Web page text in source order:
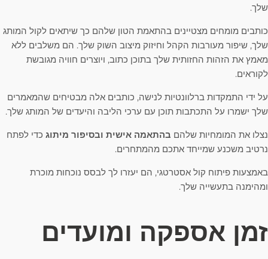
שלך.
כותבים מומחים מצטיינים בהתאמת הטון שלהם כך שיתאים לקול המותג
שלך, שיפור מעורבות הקהל וחיזוק מיצוב השוק שלך. הם משלבים ללא
מאמץ את הזהות החזותית שלך בתוכן כתוב, ויוצרים חוויה מגובשת
לקוראים.
על ידי התמקדות ברלוונטיות לנישה, כותבים אלה מבטיחים שהמאמרים
שלך ישמרו על התכתבות תוכן עם ערכי הליבה והיעדים של המותג שלך.
נצלו את המומחיות שלהם בהתאמה אישית ובסיפור מיתוג כדי לפתח
נרטיב משכנע שמייחד אתכם מהמתחרים.
באמצעות פיתוח קול אסטרטגי, הם יעזרו לך לבסס נוכחות מוכרת
ומהימנה בתעשייה שלך.
זמן אספקה ​​ומועדים